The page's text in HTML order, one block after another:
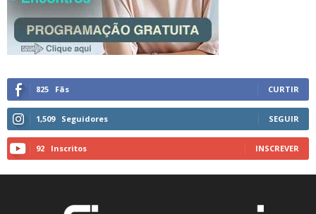
825 Fãs CURTIR
1,509 Seguidores SEGUIR
92 Inscritos INSCREVER